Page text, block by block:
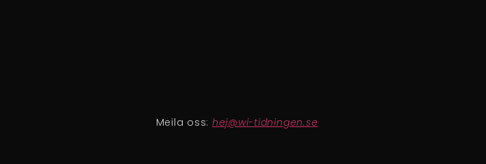
Meila oss: hej@wi-tidningen.se